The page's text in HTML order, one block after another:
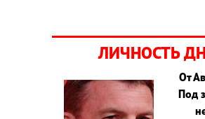
ЛИЧНОСТЬ
От
Под